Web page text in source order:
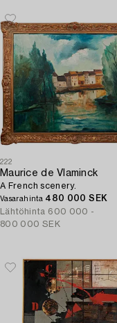
222
Maurice de Vlaminck
A French scenery.
Vasarahinta 480 000 SEK
Lähtöhinta 600 000 -
800 000 SEK